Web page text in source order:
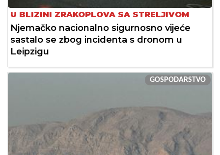
U BLIZINI ZRAKOPLOVA SA STRELJIVOM
Njemačko nacionalno sigurnosno vijeće
sastalo se zbog incidenta s dronom u
Leipzigu
GOSPODARSTVO